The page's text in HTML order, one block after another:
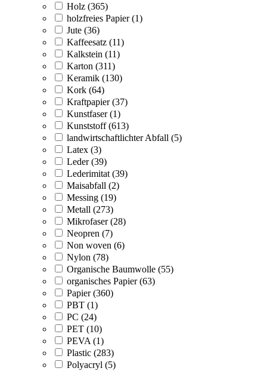
Holz (365)
holzfreies Papier (1)
Jute (36)
Kaffeesatz (11)
Kalkstein (11)
Karton (311)
Keramik (130)
Kork (64)
Kraftpapier (37)
Kunstfaser (1)
Kunststoff (613)
landwirtschaftlichter Abfall (5)
Latex (3)
Leder (39)
Lederimitat (39)
Maisabfall (2)
Messing (19)
Metall (273)
Mikrofaser (28)
Neopren (7)
Non woven (6)
Nylon (78)
Organische Baumwolle (55)
organisches Papier (63)
Papier (360)
PBT (1)
PC (24)
PET (10)
PEVA (1)
Plastic (283)
Polyacryl (5)